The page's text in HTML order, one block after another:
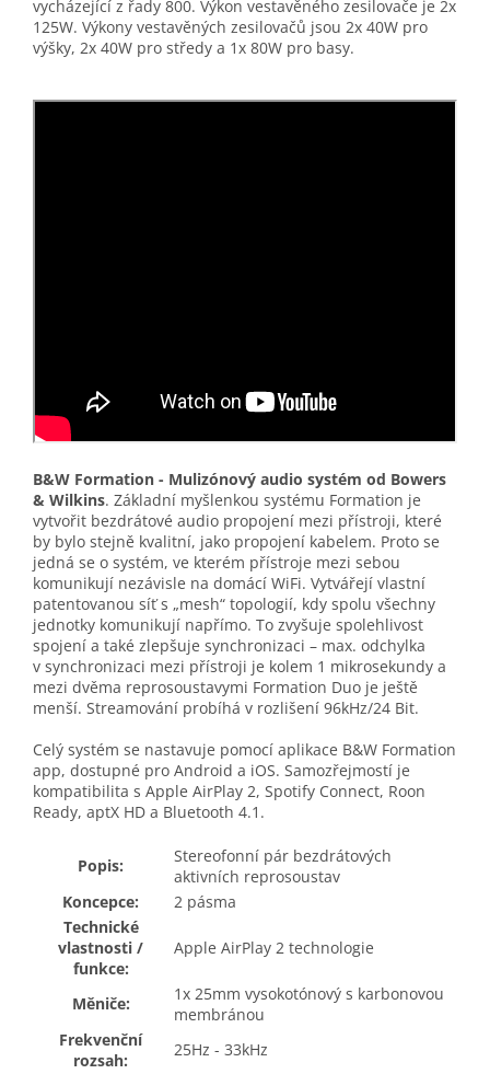
vycházející z řady 800. Výkon vestavěného zesilovače je 2x
125W. Výkony vestavěných zesilovačů jsou 2x 40W pro
výšky, 2x 40W pro středy a 1x 80W pro basy.
B&W Formation - Mulizónový audio systém od Bowers
& Wilkins. Základní myšlenkou systému Formation je
vytvořit bezdrátové audio propojení mezi přístroji, které
by bylo stejně kvalitní, jako propojení kabelem. Proto se
jedná se o systém, ve kterém přístroje mezi sebou
komunikují nezávisle na domácí WiFi. Vytvářejí vlastní
patentovanou síť s „mesh“ topologií, kdy spolu všechny
jednotky komunikují napřímo. To zvyšuje spolehlivost
spojení a také zlepšuje synchronizaci – max. odchylka
v synchronizaci mezi přístroji je kolem 1 mikrosekundy a
mezi dvěma reprosoustavymi Formation Duo je ještě
menší. Streamování probíhá v rozlišení 96kHz/24 Bit.
Celý systém se nastavuje pomocí aplikace B&W Formation
app, dostupné pro Android a iOS. Samozřejmostí je
kompatibilita s Apple AirPlay 2, Spotify Connect, Roon
Ready, aptX HD a Bluetooth 4.1.
Popis:
Stereofonní pár bezdrátových
aktivních reprosoustav
Koncepce:
2 pásma
Technické
vlastnosti /
funkce:
Apple AirPlay 2 technologie
Měniče:
1x 25mm vysokotónový s karbonovou
membránou
Frekvenční
rozsah:
25Hz - 33kHz